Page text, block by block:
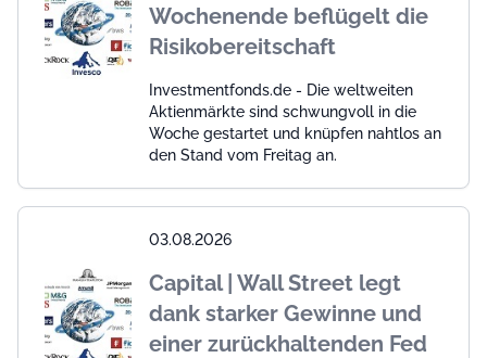
Wochenende beflügelt die
Risikobereitschaft
Investmentfonds.de - Die weltweiten
Aktienmärkte sind schwungvoll in die
Woche gestartet und knüpfen nahtlos an
den Stand vom Freitag an.
03.08.2026
Capital | Wall Street legt
dank starker Gewinne und
einer zurückhaltenden Fed